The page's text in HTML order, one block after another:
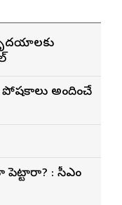
పోషకాలు అందించే
పెట్టారా? : సీఎం